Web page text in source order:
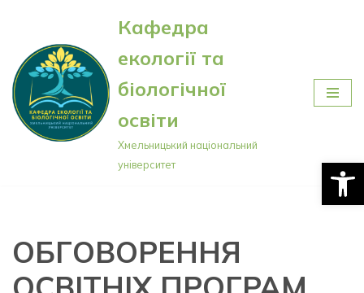
Перейти
до
вмісту
Кафедра
екології та
біологічної
освіти
Хмельницький національний
університет
ОБГОВОРЕННЯ